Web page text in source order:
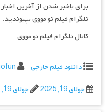
برای باخبر شدن از آخرین
تلگرام فیلم تو مووی بپیوندید.
کانال تلگرام فیلم تو مووی
دانلود فیلم خارجی
جولای 19, 2025
جولای 19, 2025